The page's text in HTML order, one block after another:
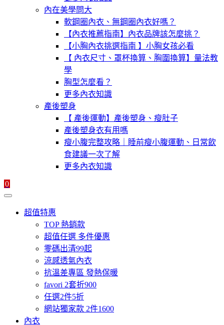
內在美學問大
軟鋼圈內衣、無鋼圈內衣好嗎？
【內衣推薦指南】內衣品牌該怎麼挑？
【小胸內衣挑選指南 】小胸女孩必看
【 內衣尺寸、罩杯換算、胸圍換算】量法教
學
胸型怎麼看？
更多內衣知識
產後塑身
【 產後運動】產後塑身、瘦肚子
產後塑身衣有用嗎
瘦小腹完整攻略｜睡前瘦小腹運動、日常飲
食建議一次了解
更多內衣知識
0
超值特惠
TOP 熱銷款
超值任選 多件優惠
零碼出清99起
涼感透氣內衣
抗溫差專區 發熱保暖
favori 2套折900
任選2件5折
網站獨家款 2件1600
內衣